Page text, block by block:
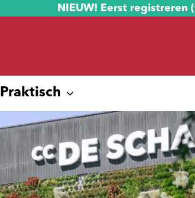
NIEUW! Eerst registreren
Praktisch